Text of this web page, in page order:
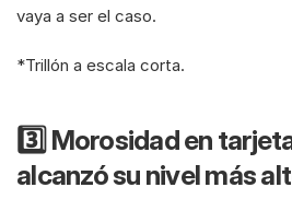
vaya a ser el caso.
*Trillón a escala corta.
3️⃣ Morosidad en
alcanzó su nivel más